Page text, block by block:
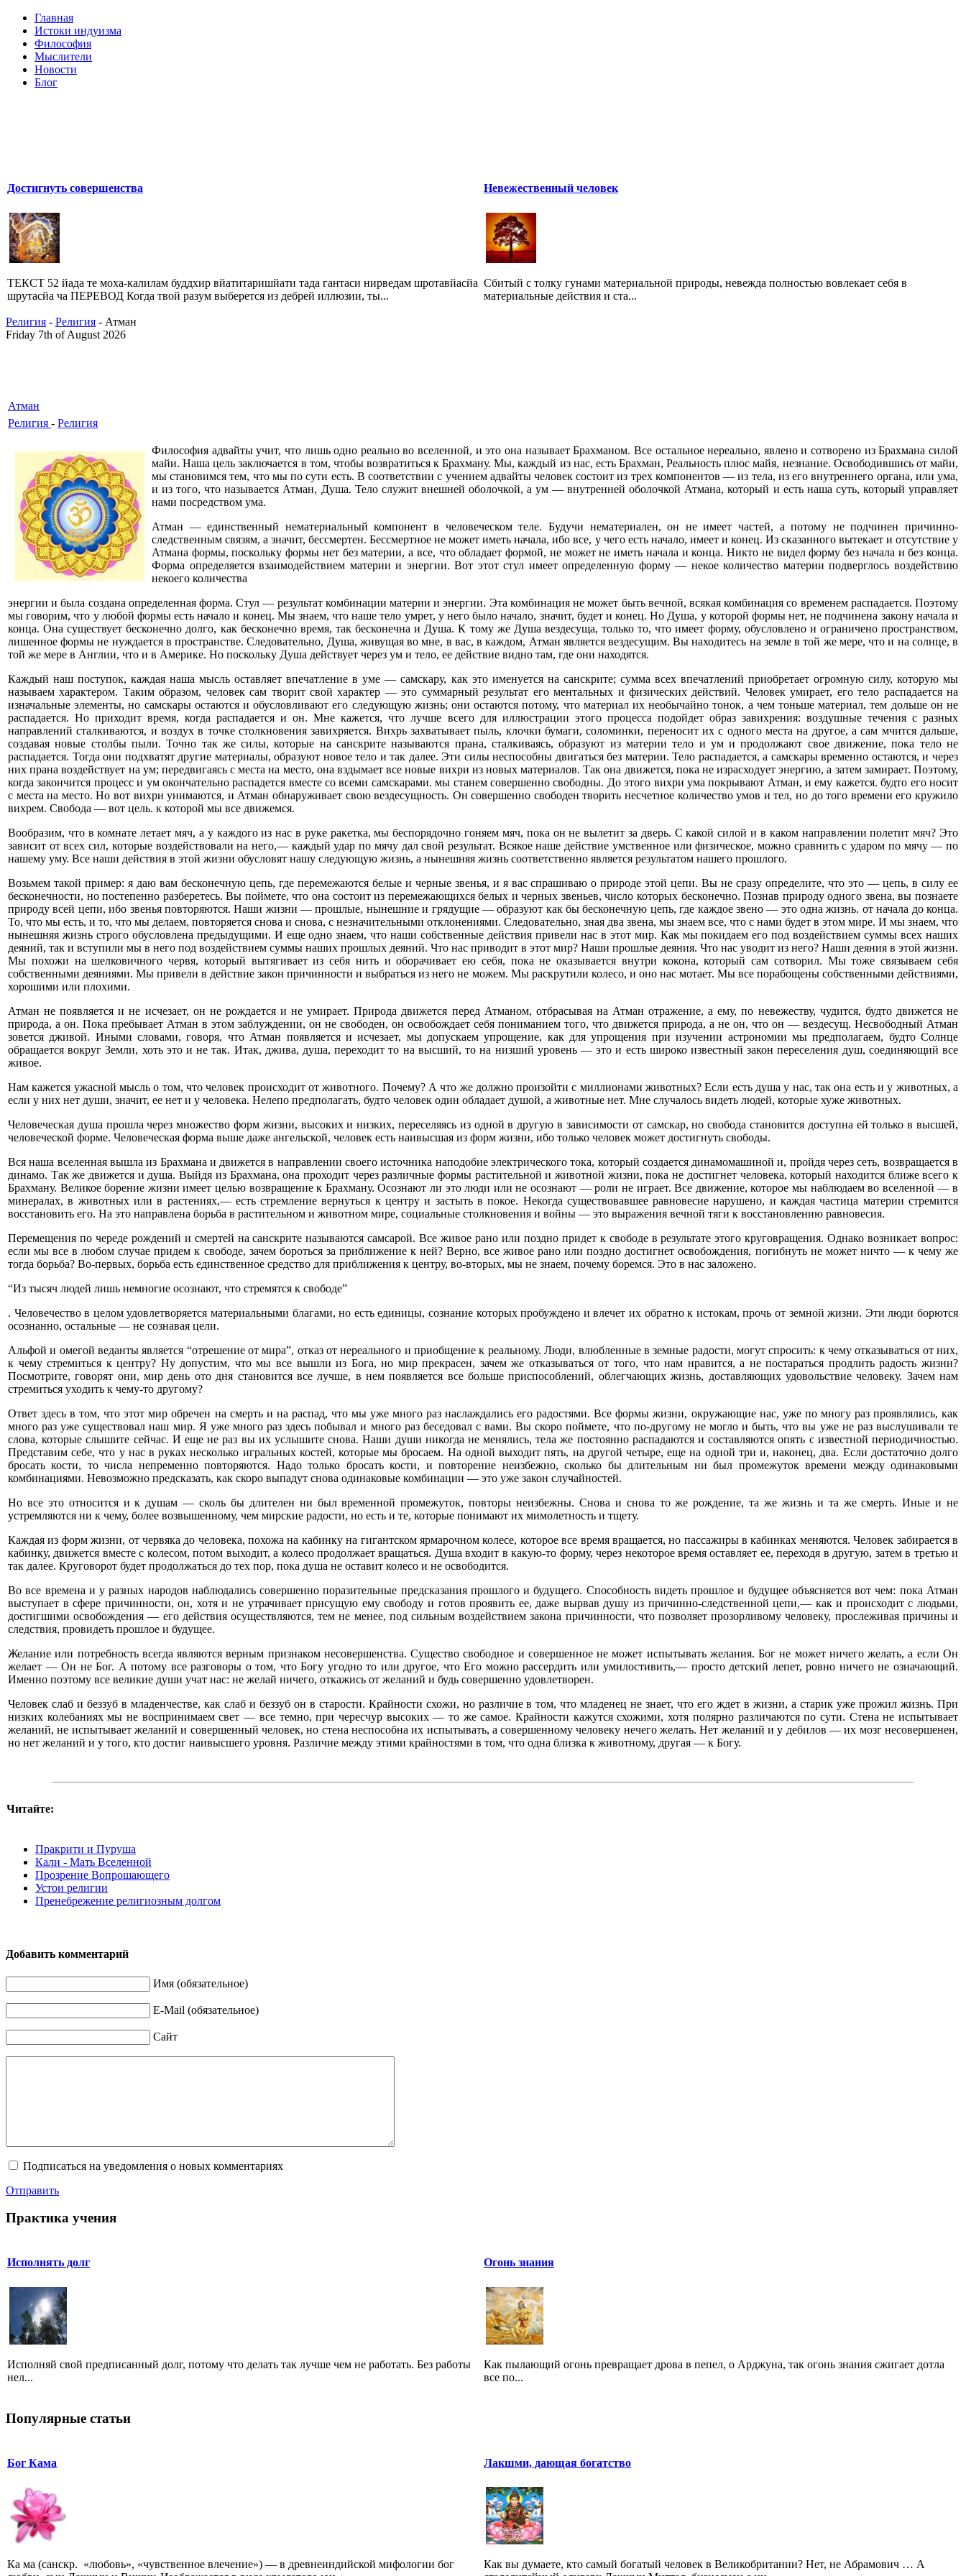
Главная
Истоки индуизма
Философия
Мыслители
Новости
Блог
Достигнуть совершенства
ТЕКСТ 52 йада те моха-калилам буддхир вйатитаришйати тада гантаси нирведам шротавйасйа
шрутасйа ча ПЕРЕВОД Когда твой разум выберется из дебрей иллюзии, ты...
Невежественный человек
Сбитый с толку гунами материальной природы, невежда полностью вовлекает себя в
материальные действия и ста...
Религия - Религия - Атман
Friday 7th of August 2026
Атман
Религия - Религия
Философия адвайты учит, что лишь одно реально во вселенной, и это она называет Брахманом. Все остальное нереально, явлено и сотворено из Брахмана силой
майи. Наша цель заключается в том, чтобы возвратиться к Брахману. Мы, каждый из нас, есть Брахман, Реальность плюс майя, незнание. Освободившись от майи,
мы становимся тем, что мы по сути есть. В соответствии с учением адвайты человек состоит из трех компонентов — из тела, из его внутреннего органа, или ума,
и из того, что называется Атман, Душа. Тело служит внешней оболочкой, а ум — внутренней оболочкой Атмана, который и есть наша суть, который управляет
нами посредством ума.
Атман — единственный нематериальный компонент в человеческом теле. Будучи нематериален, он не имеет частей, а потому не подчинен причинно-
следственным связям, а значит, бессмертен. Бессмертное не может иметь начала, ибо все, у чего есть начало, имеет и конец. Из сказанного вытекает и отсутствие у
Атмана формы, поскольку формы нет без материи, а все, что обладает формой, не может не иметь начала и конца. Никто не видел форму без начала и без конца.
Форма определяется взаимодействием материи и энергии. Вот этот стул имеет определенную форму — некое количество материи подверглось воздействию
некоего количества
энергии и была создана определенная форма. Стул — результат комбинации материи и энергии. Эта комбинация не может быть вечной, всякая комбинация со временем распадается. Поэтому
мы говорим, что у любой формы есть начало и конец. Мы знаем, что наше тело умрет, у него было начало, значит, будет и конец. Но Душа, у которой формы нет, не подчинена закону начала и
конца. Она существует бесконечно долго, как бесконечно время, так бесконечна и Душа. К тому же Душа вездесуща, только то, что имеет форму, обусловлено и ограничено пространством,
лишенное формы не нуждается в пространстве. Следовательно, Душа, живущая во мне, в вас, в каждом, Атман является вездесущим. Вы находитесь на земле в той же мере, что и на солнце, в
той же мере в Англии, что и в Америке. Но поскольку Душа действует через ум и тело, ее действие видно там, где они находятся.
Каждый наш поступок, каждая наша мысль оставляет впечатление в уме — самскару, как это именуется на санскрите; сумма всех впечатлений приобретает огромную силу, которую мы
называем характером. Таким образом, человек сам творит свой характер — это суммарный результат его ментальных и физических действий. Человек умирает, его тело распадается на
изначальные элементы, но самскары остаются и обусловливают его следующую жизнь; они остаются потому, что материал их необычайно тонок, а чем тоньше материал, тем дольше он не
распадается. Но приходит время, когда распадается и он. Мне кажется, что лучше всего для иллюстрации этого процесса подойдет образ завихрения: воздушные течения с разных
направлений сталкиваются, и воздух в точке столкновения завихряется. Вихрь захватывает пыль, клочки бумаги, соломинки, переносит их с одного места на другое, а сам мчится дальше,
создавая новые столбы пыли. Точно так же силы, которые на санскрите называются прана, сталкиваясь, образуют из материи тело и ум и продолжают свое движение, пока тело не
распадается. Тогда они подхватят другие материалы, образуют новое тело и так далее. Эти силы неспособны двигаться без материи. Тело распадается, а самскары временно остаются, и через
них прана воздействует на ум; передвигаясь с места на место, она вздымает все новые вихри из новых материалов. Так она движется, пока не израсходует энергию, а затем замирает. Поэтому,
когда закончится процесс и ум окончательно распадется вместе со всеми самскарами. мы станем совершенно свободны. До этого вихри ума покрывают Атман, и ему кажется. будто его носит
с места на место. Но вот вихри унимаются, и Атман обнаруживает свою вездесущность. Он совершенно свободен творить несчетное количество умов и тел, но до того времени его кружило
вихрем. Свобода — вот цель. к которой мы все движемся.
Вообразим, что в комнате летает мяч, а у каждого из нас в руке ракетка, мы беспорядочно гоняем мяч, пока он не вылетит за дверь. С какой силой и в каком направлении полетит мяч? Это
зависит от всех сил, которые воздействовали на него,— каждый удар по мячу дал свой результат. Всякое наше действие умственное или физическое, можно сравнить с ударом по мячу — по
нашему уму. Все наши действия в этой жизни обусловят нашу следующую жизнь, а нынешняя жизнь соответственно является результатом нашего прошлого.
Возьмем такой пример: я даю вам бесконечную цепь, где перемежаются белые и черные звенья, и я вас спрашиваю о природе этой цепи. Вы не сразу определите, что это — цепь, в силу ее
бесконечности, но постепенно разберетесь. Вы поймете, что она состоит из перемежающихся белых и черных звеньев, число которых бесконечно. Познав природу одного звена, вы познаете
природу всей цепи, ибо звенья повторяются. Наши жизни — прошлые, нынешние и грядущие — образуют как бы бесконечную цепь, где каждое звено — это одна жизнь. от начала до конца.
То, что мы есть, и то, что мы делаем, повторяется снова и снова, с незначительными отклонениями. Следовательно, зная два звена, мы знаем все, что с нами будет в этом мире. И мы знаем, что
нынешняя жизнь строго обусловлена предыдущими. И еще одно знаем, что наши собственные действия привели нас в этот мир. Как мы покидаем его под воздействием суммы всех наших
деяний, так и вступили мы в него под воздействием суммы наших прошлых деяний. Что нас приводит в этот мир? Наши прошлые деяния. Что нас уводит из него? Наши деяния в этой жизни.
Мы похожи на шелковичного червя, который вытягивает из себя нить и оборачивает ею себя, пока не оказывается внутри кокона, который сам сотворил. Мы тоже связываем себя
собственными деяниями. Мы привели в действие закон причинности и выбраться из него не можем. Мы раскрутили колесо, и оно нас мотает. Мы все порабощены собственными действиями,
хорошими или плохими.
Атман не появляется и не исчезает, он не рождается и не умирает. Природа движется перед Атманом, отбрасывая на Атман отражение, а ему, по невежеству, чудится, будто движется не
природа, а он. Пока пребывает Атман в этом заблуждении, он не свободен, он освобождает себя пониманием того, что движется природа, а не он, что он — вездесущ. Несвободный Атман
зовется дживой. Иными словами, говоря, что Атман появляется и исчезает, мы допускаем упрощение, как для упрощения при изучении астрономии мы предполагаем, будто Солнце
обращается вокруг Земли, хоть это и не так. Итак, джива, душа, переходит то на высший, то на низший уровень — это и есть широко известный закон переселения душ, соединяющий все
живое.
Нам кажется ужасной мысль о том, что человек происходит от животного. Почему? А что же должно произойти с миллионами животных? Если есть душа у нас, так она есть и у животных, а
если у них нет души, значит, ее нет и у человека. Нелепо предполагать, будто человек один обладает душой, а животные нет. Мне случалось видеть людей, которые хуже животных.
Человеческая душа прошла через множество форм жизни, высоких и низких, переселяясь из одной в другую в зависимости от самскар, но свобода становится доступна ей только в высшей,
человеческой форме. Человеческая форма выше даже ангельской, человек есть наивысшая из форм жизни, ибо только человек может достигнуть свободы.
Вся наша вселенная вышла из Брахмана и движется в направлении своего источника наподобие электрического тока, который создается динамомашиной и, пройдя через сеть, возвращается в
динамо. Так же движется и душа. Выйдя из Брахмана, она проходит через различные формы растительной и животной жизни, пока не достигнет человека, который находится ближе всего к
Брахману. Великое борение жизни имеет целью возвращение к Брахману. Осознают ли это люди или не осознают — роли не играет. Все движение, которое мы наблюдаем во вселенной — в
минералах, в животных или в растениях,— есть стремление вернуться к центру и застыть в покое. Некогда существовавшее равновесие нарушено, и каждая частица материи стремится
восстановить его. На это направлена борьба в растительном и животном мире, социальные столкновения и войны — это выражения вечной тяги к восстановлению равновесия.
Перемещения по череде рождений и смертей на санскрите называются самсарой. Все живое рано или поздно придет к свободе в результате этого круговращения. Однако возникает вопрос:
если мы все в любом случае придем к свободе, зачем бороться за приближение к ней? Верно, все живое рано или поздно достигнет освобождения, погибнуть не может ничто — к чему же
тогда борьба? Во-первых, борьба есть единственное средство для приближения к центру, во-вторых, мы не знаем, почему боремся. Это в нас заложено.
“Из тысяч людей лишь немногие осознают, что стремятся к свободе”
. Человечество в целом удовлетворяется материальными благами, но есть единицы, сознание которых пробуждено и влечет их обратно к истокам, прочь от земной жизни. Эти люди борются
осознанно, остальные — не сознавая цели.
Альфой и омегой веданты является “отрешение от мира”, отказ от нереального и приобщение к реальному. Люди, влюбленные в земные радости, могут спросить: к чему отказываться от них,
к чему стремиться к центру? Ну допустим, что мы все вышли из Бога, но мир прекрасен, зачем же отказываться от того, что нам нравится, а не постараться продлить радость жизни?
Посмотрите, говорят они, мир день ото дня становится все лучше, в нем появляется все больше приспособлений, облегчающих жизнь, доставляющих удовольствие человеку. Зачем нам
стремиться уходить к чему-то другому?
Ответ здесь в том, что этот мир обречен на смерть и на распад, что мы уже много раз наслаждались его радостями. Все формы жизни, окружающие нас, уже по многу раз проявлялись, как
много раз уже существовал наш мир. Я уже много раз здесь побывал и много раз беседовал с вами. Вы скоро поймете, что по-другому не могло и быть, что вы уже не раз выслушивали те
слова, которые слышите сейчас. И еще не раз вы их услышите снова. Наши души никогда не менялись, тела же постоянно распадаются и составляются опять с известной периодичностью.
Представим себе, что у нас в руках несколько игральных костей, которые мы бросаем. На одной выходит пять, на другой четыре, еще на одной три и, наконец, два. Если достаточно долго
бросать кости, то числа непременно повторяются. Надо только бросать кости, и повторение неизбежно, сколько бы длительным ни был промежуток времени между одинаковыми
комбинациями. Невозможно предсказать, как скоро выпадут снова одинаковые комбинации — это уже закон случайностей.
Но все это относится и к душам — сколь бы длителен ни был временной промежуток, повторы неизбежны. Снова и снова то же рождение, та же жизнь и та же смерть. Иные и не
устремляются ни к чему, более возвышенному, чем мирские радости, но есть и те, которые понимают их мимолетность и тщету.
Каждая из форм жизни, от червяка до человека, похожа на кабинку на гигантском ярмарочном колесе, которое все время вращается, но пассажиры в кабинках меняются. Человек забирается в
кабинку, движется вместе с колесом, потом выходит, а колесо продолжает вращаться. Душа входит в какую-то форму, через некоторое время оставляет ее, переходя в другую, затем в третью и
так далее. Круговорот будет продолжаться до тех пор, пока душа не оставит колесо и не освободится.
Во все времена и у разных народов наблюдались совершенно поразительные предсказания прошлого и будущего. Способность видеть прошлое и будущее объясняется вот чем: пока Атман
выступает в сфере причинности, он, хотя и не утрачивает присущую ему свободу и готов проявить ее, даже вырвав душу из причинно-следственной цепи,— как и происходит с людьми,
достигшими освобождения — его действия осуществляются, тем не менее, под сильным воздействием закона причинности, что позволяет прозорливому человеку, прослеживая причины и
следствия, провидеть прошлое и будущее.
Желание или потребность всегда являются верным признаком несовершенства. Существо свободное и совершенное не может испытывать желания. Бог не может ничего желать, а если Он
желает — Он не Бог. А потому все разговоры о том, что Богу угодно то или другое, что Его можно рассердить или умилостивить,— просто детский лепет, ровно ничего не означающий.
Именно поэтому все великие души учат нас: не желай ничего, откажись от желаний и будь совершенно удовлетворен.
Человек слаб и беззуб в младенчестве, как слаб и беззуб он в старости. Крайности схожи, но различие в том, что младенец не знает, что его ждет в жизни, а старик уже прожил жизнь. При
низких колебаниях мы не воспринимаем свет — все темно, при чересчур высоких — то же самое. Крайности кажутся схожими, хотя полярно различаются по сути. Стена не испытывает
желаний, не испытывает желаний и совершенный человек, но стена неспособна их испытывать, а совершенному человеку нечего желать. Нет желаний и у дебилов — их мозг несовершенен,
но нет желаний и у того, кто достиг наивысшего уровня. Различие между этими крайностями в том, что одна близка к животному, другая — к Богу.
Читайте:
Пракрити и Пуруша
Кали - Мать Вселенной
Прозрение Вопрошающего
Устои религии
Пренебрежение религиозным долгом
Добавить комментарий
Имя (обязательное)
E-Mail (обязательное)
Сайт
Подписаться на уведомления о новых комментариях
Отправить
Практика учения
Исполнять долг
Исполняй свой предписанный долг, потому что делать так лучше чем не работать. Без работы
нел...
Огонь знания
Как пылающий огонь превращает дрова в пепел, о Арджуна, так огонь знания сжигает дотла
все по...
Популярные статьи
Бог Кама
Ка ма (санскр. «любовь», «чувственное влечение») — в древнеиндийской мифологии бог
Лакшми, дающая богатство
Как вы думаете, кто самый богатый человек в Великобритании? Нет, не Абрамович … А